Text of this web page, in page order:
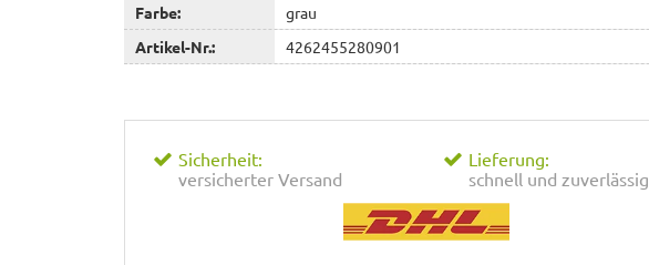
Farbe:
grau
Artikel-Nr.:
4262455280901
Sicherheit:
versicherter Versand
Lieferung:
schnell und zuverlässig